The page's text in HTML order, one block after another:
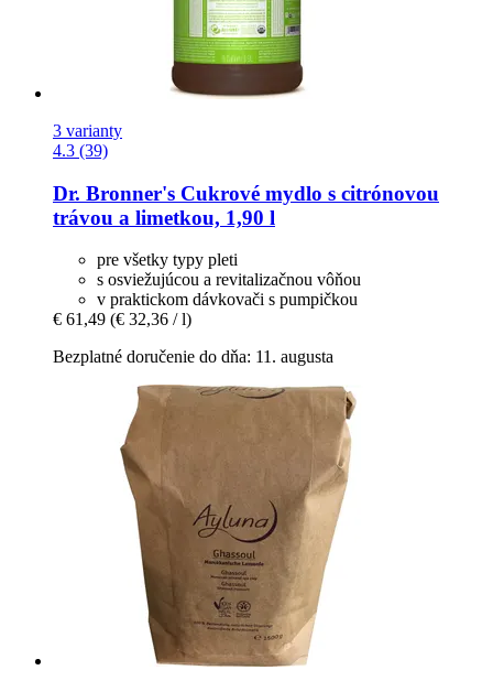
3 varianty
4.3 (39)
Dr. Bronner's Cukrové mydlo s citrónovou
trávou a limetkou, 1,90 l
pre všetky typy pleti
s osviežujúcou a revitalizačnou vôňou
v praktickom dávkovači s pumpičkou
€ 61,49 (€ 32,36 / l)
Bezplatné doručenie do dňa: 11. augusta